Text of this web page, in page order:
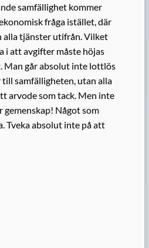
samfällighet kommer
fråga istället, där
alla tjänster utifrån. Vilket
i att avgifter måste höjas
Man går absolut inte lottlös
samfälligheten, utan alla
arvode som tack. Men inte
gemenskap! Något som
Tveka absolut inte på att